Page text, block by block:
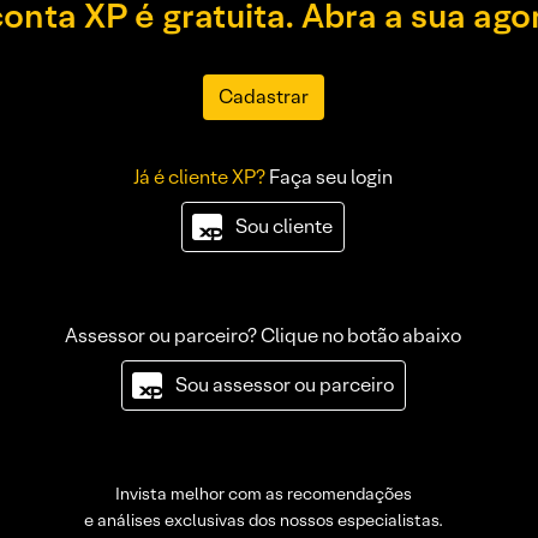
XP é gratuita. Abra a sua
Cadastrar
Já é cliente XP?Faça seu login
Sou cliente
Assessor ou parceiro? Clique no botão abaixo
Sou assessor ou parceiro
Invista melhor com as recomendações
e análises exclusivas dos nossos especialistas.